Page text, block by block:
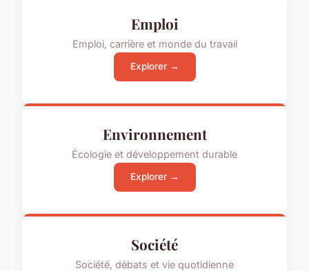
Emploi
Emploi, carrière et monde du travail
Explorer →
Environnement
Écologie et développement durable
Explorer →
Société
Société, débats et vie quotidienne